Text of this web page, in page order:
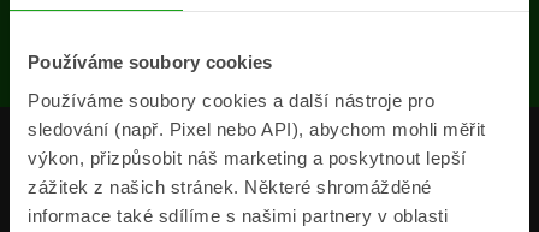
Používáme soubory cookies
Používáme soubory cookies a další nástroje pro
sledování (např. Pixel nebo API), abychom mohli měřit
výkon, přizpůsobit náš marketing a poskytnout lepší
zážitek z našich stránek. Některé shromážděné
informace také sdílíme s našimi partnery v oblasti
Produkty
Pojišťovny